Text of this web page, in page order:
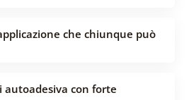
che chiunque può
autoadesiva con forte